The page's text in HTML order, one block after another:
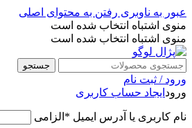
عبور به ناوبری رفتن به محتوای اصلی
منوی اشتباه انتخاب شده است
منوی اشتباه انتخاب شده است
جستجو
ورود / ثبت نام
ورود ایجاد حساب کاربری
نام کاربری یا آدرس ایمیل * الزامی